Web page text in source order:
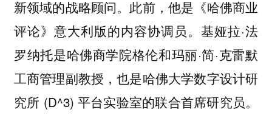
新领域的战略顾问。此前，他是《哈佛商业
评论》意大利版的内容协调员。基娅拉·法
罗纳托是哈佛商学院格伦和玛丽·简·克雷默
工商管理副教授，也是哈佛大学数字设计研
究所 (D^3) 平台实验室的联合首席研究员。